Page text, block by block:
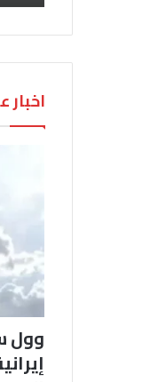
اخبار
وول